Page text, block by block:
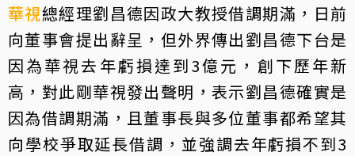
華視總經理劉昌德因政大教授借調期滿，日前
向董事會提出辭呈，但外界傳出劉昌德下台是
因為華視去年虧損達到3億元，創下歷年新
高，對此剛華視發出聲明，表示劉昌德確實是
因為借調期滿，且董事長與多位董事都希望其
向學校爭取延長借調，並強調去年虧損不到3